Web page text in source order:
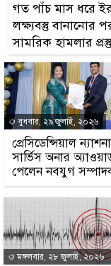
গত পাঁচ মাস ধরে
লক্ষ্যবস্তু বানানোর
সামরিক হামলার
বুধবার, ২৯ জুলাই, ২০২৬
প্রেসিডেন্সিয়াল
সার্ভিস অনার
পেলেন নবযুগ
মঙ্গলবার, ২৮ জুলাই, ২০২৬